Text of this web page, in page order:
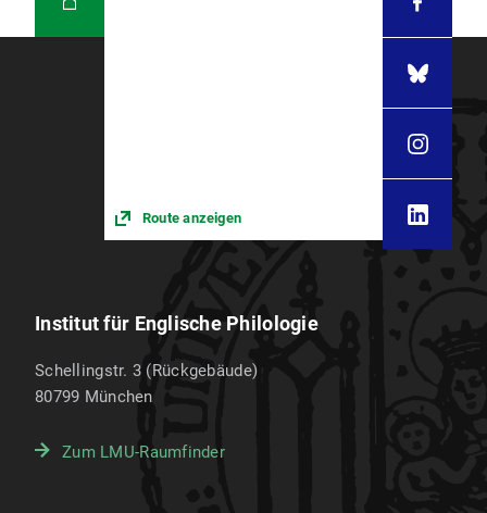
Route anzeigen
Institut für Englische Philologie
Schellingstr. 3 (Rückgebäude)
80799 München
Zum LMU-Raumfinder